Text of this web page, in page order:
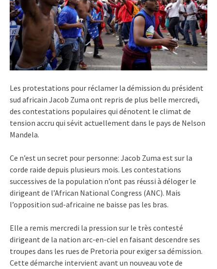
Les protestations pour réclamer la démission du président
sud africain Jacob Zuma ont repris de plus belle mercredi,
des contestations populaires qui dénotent le climat de
tension accru qui sévit actuellement dans le pays de Nelson
Mandela.
Ce n’est un secret pour personne: Jacob Zuma est sur la
corde raide depuis plusieurs mois. Les contestations
successives de la population n’ont pas réussi à déloger le
dirigeant de l’African National Congress (ANC). Mais
l’opposition sud-africaine ne baisse pas les bras.
Elle a remis mercredi la pression sur le très contesté
dirigeant de la nation arc-en-ciel en faisant descendre ses
troupes dans les rues de Pretoria pour exiger sa démission.
Cette démarche intervient avant un nouveau vote de